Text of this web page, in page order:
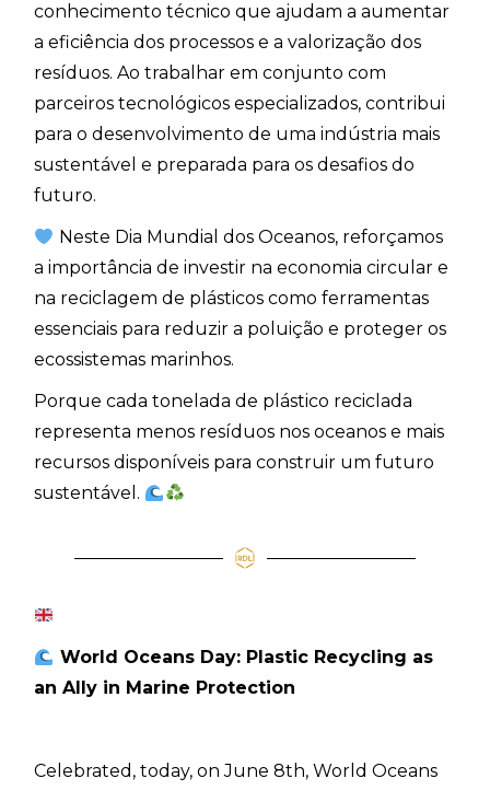
conhecimento técnico que ajudam a aumentar
a eficiência dos processos e a valorização dos
resíduos. Ao trabalhar em conjunto com
parceiros tecnológicos especializados, contribui
para o desenvolvimento de uma indústria mais
sustentável e preparada para os desafios do
futuro.
Neste Dia Mundial dos Oceanos, reforçamos
a importância de investir na economia circular e
na reciclagem de plásticos como ferramentas
essenciais para reduzir a poluição e proteger os
ecossistemas marinhos.
Porque cada tonelada de plástico reciclada
representa menos resíduos nos oceanos e mais
recursos disponíveis para construir um futuro
sustentável.
World Oceans Day: Plastic Recycling as
an Ally in Marine Protection
Celebrated, today, on June 8th, World Oceans